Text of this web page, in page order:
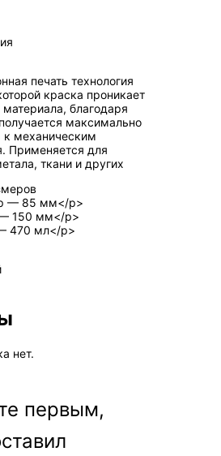
печать технология
краска проникает
материала, благодаря
максимально
механическим
Применяется для
ткани и других
— 85 мм</p>
150 мм</p>
470 мл</p>
нет.
первым,